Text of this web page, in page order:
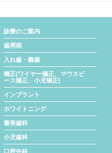
診療のご案内
歯周病
入れ歯・義歯
矯正(ワイヤー矯正、マウスピ
ース矯正、小児矯正)
インプラント
ホワイトニング
審美歯科
小児歯科
口腔外科